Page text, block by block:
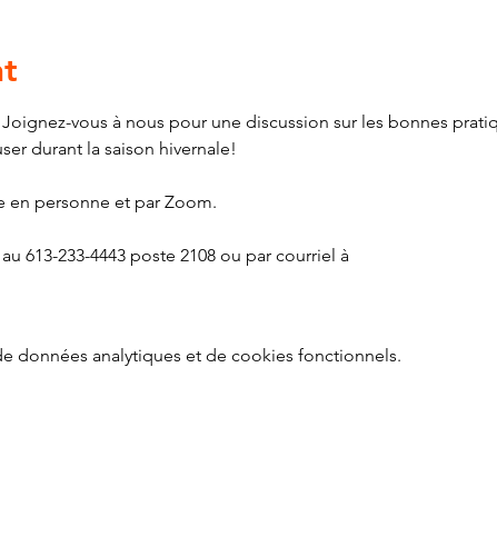
vous à nous pour une discussion sur les bonnes
durant la saison hivernale!
personne et par Zoom.
613-233-4443 poste 2108 ou par courriel à
données analytiques et de cookies fonctionnels.